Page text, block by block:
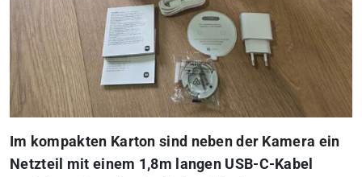
Im kompakten Karton sind neben der Kamera ein
Netzteil mit einem 1,8m langen USB-C-Kabel